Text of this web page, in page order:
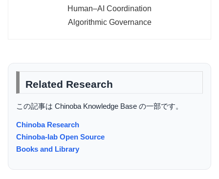
Human–AI Coordination
Algorithmic Governance
Related Research
この記事は Chinoba Knowledge Base の一部です。
Chinoba Research
Chinoba-lab Open Source
Books and Library